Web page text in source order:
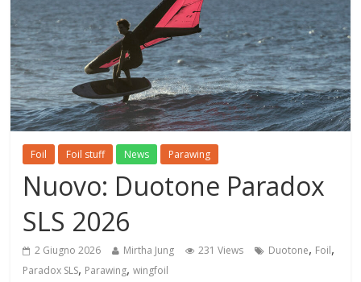
Foil Foil stuff News Parawing
Nuovo: Duotone Paradox
SLS 2026
2 Giugno 2026 Mirtha Jung 231 Views Duotone, Foil,
Paradox SLS, Parawing,wingfoil